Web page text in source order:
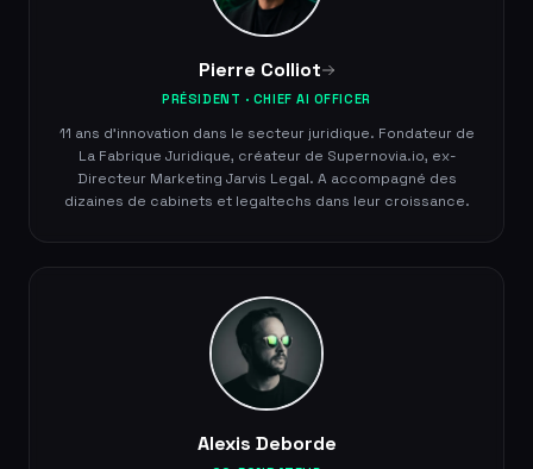
Pierre Colliot
PRÉSIDENT · CHIEF AI OFFICER
11 ans d'innovation dans le secteur juridique. Fondateur de
La Fabrique Juridique, créateur de Supernovia.io, ex-
Directeur Marketing Jarvis Legal. A accompagné des
dizaines de cabinets et legaltechs dans leur croissance.
Alexis Deborde